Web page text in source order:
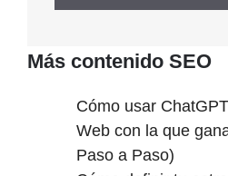
Más contenido SEO
Cómo usar
Web con la que
Paso a Paso)